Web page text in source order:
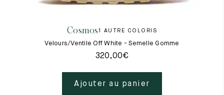
Cosmos1 AUTRE COLORIS
Velours/Ventile Off White - Semelle Gomme
320,00€
Ajouter au panier